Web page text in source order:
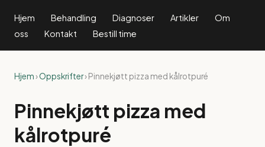
Hjem Behandling Diagnoser Artikler
Om
oss
Kontakt Bestill time
Hjem›Oppskrifter› Pinnekjøtt pizza med kålrotpuré
Pinnekjøtt pizza med
kålrotpuré